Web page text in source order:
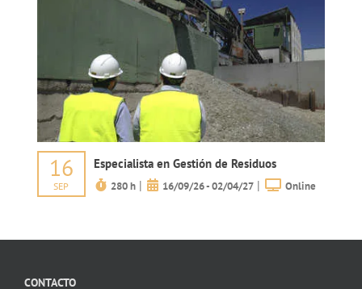
16
SEP
Especialista en Gestión de Residuos
280 h| 16/09/26 - 02/04/27| Online
CONTACTO